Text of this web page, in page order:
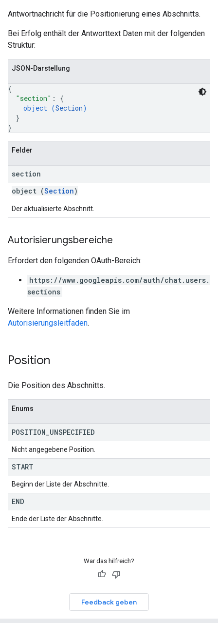
Antwortnachricht für die Positionierung eines Abschnitts.
Bei Erfolg enthält der Antworttext Daten mit der folgenden
Struktur:
JSON-Darstellung
{
"section" : {
object (Section)
}
}
Felder
section
object (Section)
Der aktualisierte Abschnitt.
Autorisierungsbereiche
Erfordert den folgenden OAuth-Bereich:
https://www.googleapis.com/auth/chat.users.
sections
Weitere Informationen finden Sie im
Autorisierungsleitfaden.
Position
Die Position des Abschnitts.
Enums
POSITION UNSPECIFIED
Nicht angegebene Position.
START
Beginn der Liste der Abschnitte.
END
Ende der Liste der Abschnitte.
War das hilfreich?
Feedback geben